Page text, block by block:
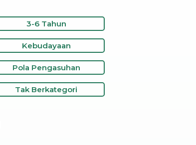
3-6 Tahun
Kebudayaan
Pola Pengasuhan
Tak Berkategori